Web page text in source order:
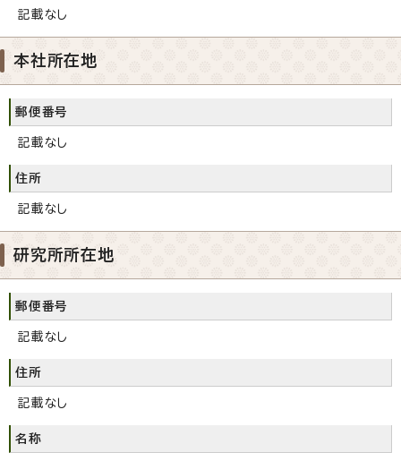
記載なし
本社所在地
郵便番号
記載なし
住所
記載なし
研究所所在地
郵便番号
記載なし
住所
記載なし
名称